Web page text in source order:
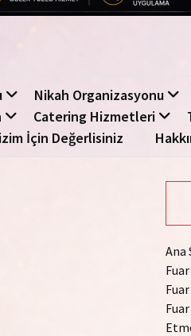
Nikah Organizasyonu
Catering Hizmetleri
İçin Değerlisiniz
Ana